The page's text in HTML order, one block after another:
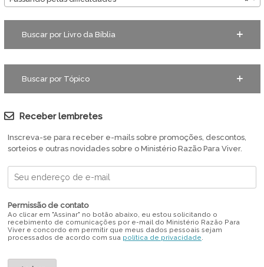
Buscar por Livro da Bíblia
Buscar por Tópico
Receber lembretes
Inscreva-se para receber e-mails sobre promoções, descontos,
sorteios e outras novidades sobre o Ministério Razão Para Viver.
Permissão de contato
Ao clicar em "Assinar" no botão abaixo, eu estou solicitando o
recebimento de comunicações por e-mail do Ministério Razão Para
Viver e concordo em permitir que meus dados pessoais sejam
processados de acordo com sua política de privacidade.